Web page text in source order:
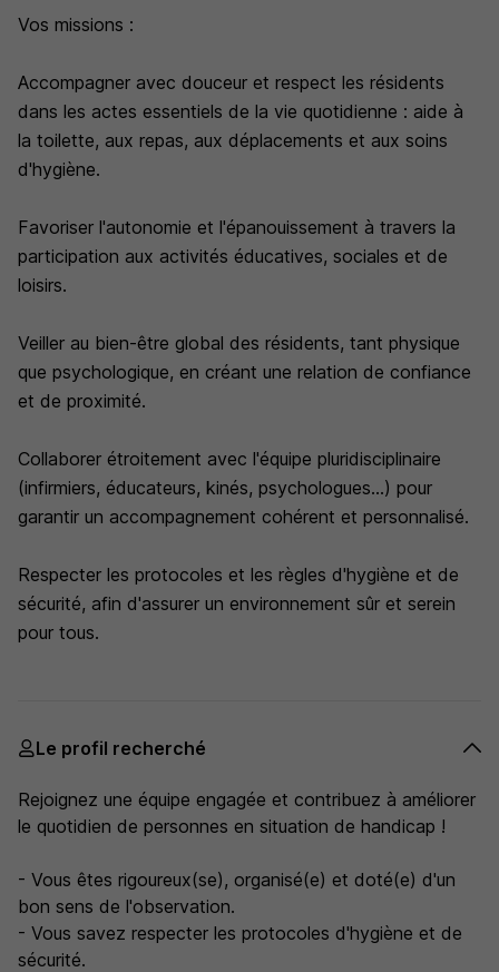
Vos missions :
Accompagner avec douceur et respect les résidents
dans les actes essentiels de la vie quotidienne : aide à
la toilette, aux repas, aux déplacements et aux soins
d'hygiène.
Favoriser l'autonomie et l'épanouissement à travers la
participation aux activités éducatives, sociales et de
loisirs.
Veiller au bien-être global des résidents, tant physique
que psychologique, en créant une relation de confiance
et de proximité.
Collaborer étroitement avec l'équipe pluridisciplinaire
(infirmiers, éducateurs, kinés, psychologues...) pour
garantir un accompagnement cohérent et personnalisé.
Respecter les protocoles et les règles d'hygiène et de
sécurité, afin d'assurer un environnement sûr et serein
pour tous.
Le profil recherché
Rejoignez une équipe engagée et contribuez à améliorer
le quotidien de personnes en situation de handicap !
- Vous êtes rigoureux(se), organisé(e) et doté(e) d'un
bon sens de l'observation.
- Vous savez respecter les protocoles d'hygiène et de
sécurité.